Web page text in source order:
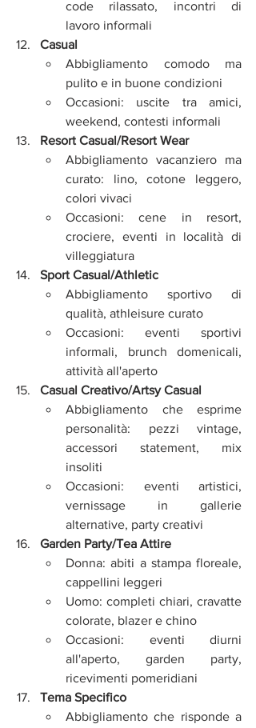
code rilassato, incontri di
lavoro informali
Casual
Abbigliamento comodo ma
pulito e in buone condizioni
Occasioni: uscite tra amici,
weekend, contesti informali
Resort Casual/Resort Wear
Abbigliamento vacanziero ma
curato: lino, cotone leggero,
colori vivaci
Occasioni: cene in resort,
crociere, eventi in località di
villeggiatura
Sport Casual/Athletic
Abbigliamento sportivo di
qualità, athleisure curato
Occasioni: eventi sportivi
informali, brunch domenicali,
attività all'aperto
Casual Creativo/Artsy Casual
Abbigliamento che esprime
personalità: pezzi vintage,
accessori statement, mix
insoliti
Occasioni: eventi artistici,
vernissage in gallerie
alternative, party creativi
Garden Party/Tea Attire
Donna: abiti a stampa floreale,
cappellini leggeri
Uomo: completi chiari, cravatte
colorate, blazer e chino
Occasioni: eventi diurni
all'aperto, garden party,
ricevimenti pomeridiani
Tema Specifico
Abbigliamento che risponde a